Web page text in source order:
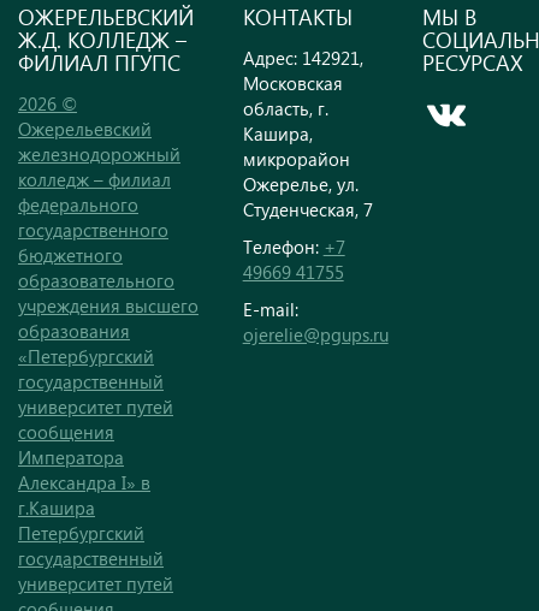
ОЖЕРЕЛЬЕВСКИЙ
Ж.Д. КОЛЛЕДЖ –
ФИЛИАЛ ПГУПС
2026 ©
Ожерельевский
железнодорожный
колледж – филиал
федерального
государственного
бюджетного
образовательного
учреждения высшего
образования
«Петербургский
государственный
университет путей
сообщения
Императора
Александра I» в
г.Кашира
Петербургский
государственный
университет путей
КОНТАКТЫ
Адрес: 142921,
Московская
область, г.
Кашира,
микрорайон
Ожерелье, ул.
Студенческая, 7
Телефон: +7
49669 41755
E-mail:
ojerelie@pgups.ru
МЫ В
РЕСУРСАХ